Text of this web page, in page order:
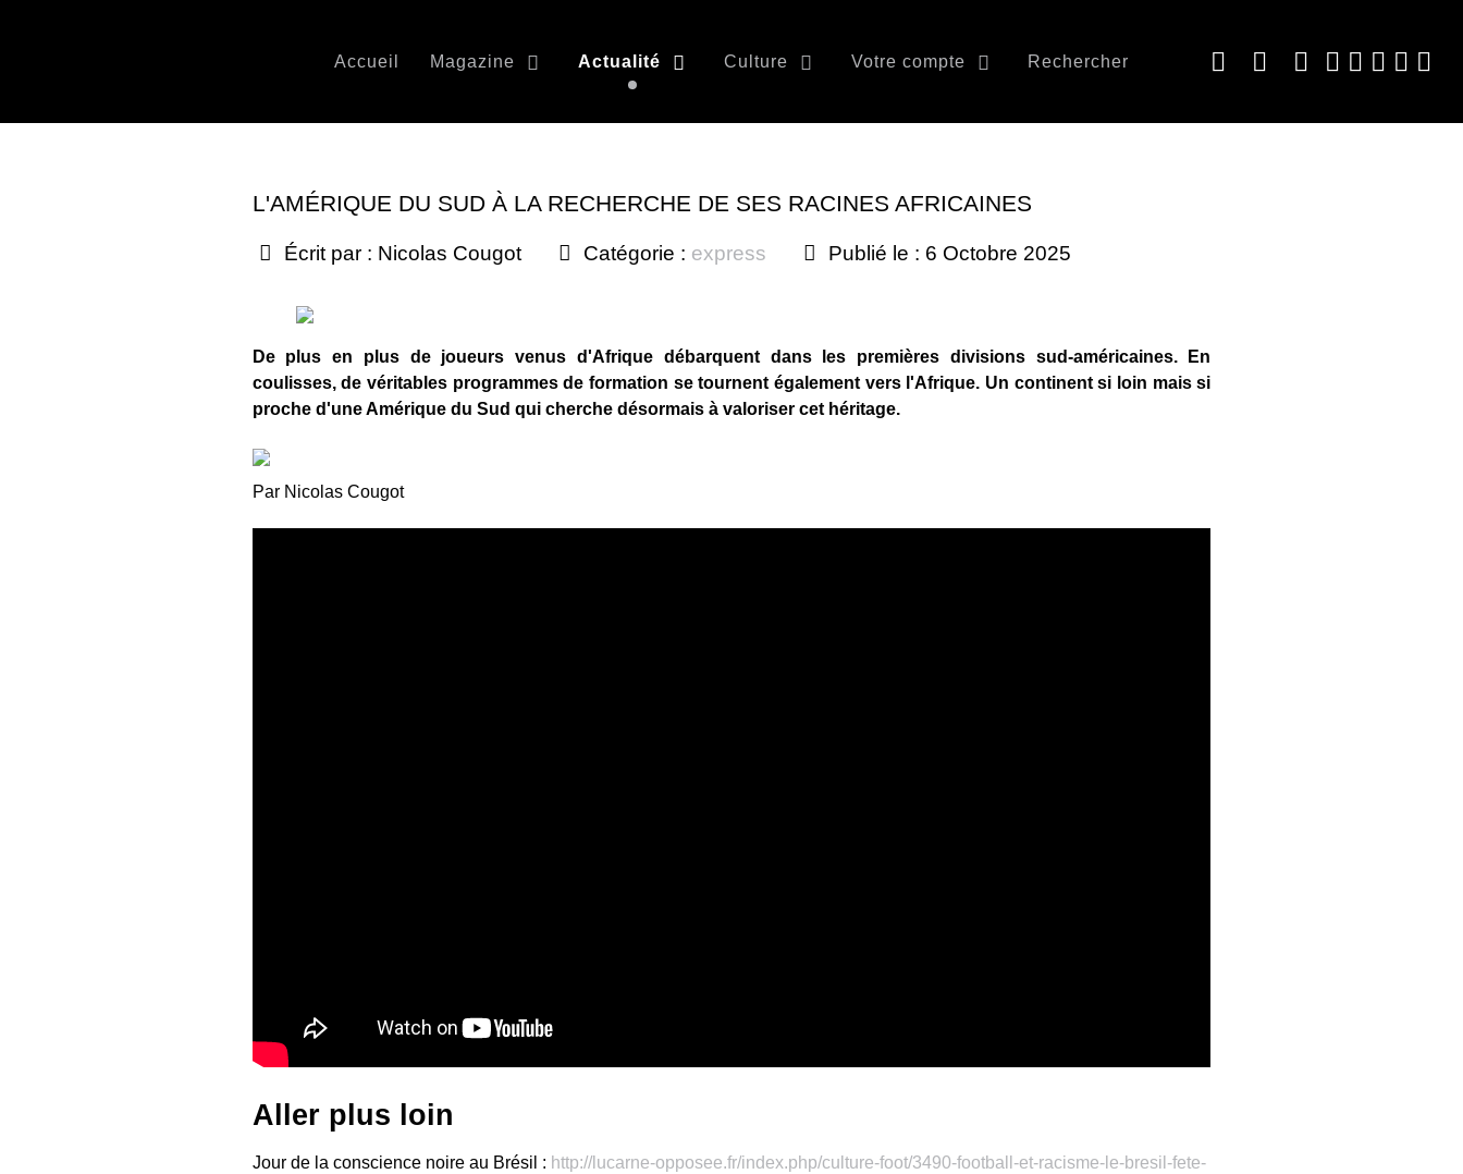
Accueil Magazine Actualité Culture Votre compte Rechercher
L'AMÉRIQUE DU SUD À LA RECHERCHE DE SES RACINES AFRICAINES
Écrit par : Nicolas Cougot Catégorie : express Publié le : 6 Octobre 2025
De plus en plus de joueurs venus d'Afrique débarquent dans les premières divisions sud-américaines. En
coulisses, de véritables programmes de formation se tournent également vers l'Afrique. Un continent si loin mais si
proche d'une Amérique du Sud qui cherche désormais à valoriser cet héritage.
Par Nicolas Cougot
Aller plus loin
Jour de la conscience noire au Brésil : http://lucarne-opposee.fr/index.php/culture-foot/3490-football-et-racisme-le-bresil-fete-